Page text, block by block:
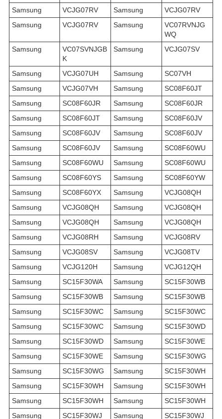
Samsung VCJG07RV Samsung
VCJG07RV
Samsung
VCJG07RV Samsung
VC07RVNJG
WQ
Samsung
VC07SVNJGB
K
Samsung VCJG07SV
Samsung VCJG07UH Samsung
SC07VH
Samsung
VCJG07VH Samsung
SC08F60JT
Samsung
SC08F60JR Samsung
SC08F60JR
Samsung
SC08F60JT Samsung
SC08F60JV
Samsung
SC08F60JV Samsung
SC08F60JV
Samsung
SC08F60JV Samsung
SC08F60WU
Samsung
SC08F60WU Samsung
SC08F60WU
Samsung
SC08F60YS Samsung
SC08F60YW
Samsung
SC08F60YX Samsung
VCJG08QH
Samsung
VCJG08QH Samsung
VCJG08QH
Samsung
VCJG08QH Samsung
VCJG08QH
Samsung
VCJG08RH Samsung
VCJG08RV
Samsung
VCJG08SV Samsung
VCJG08TV
Samsung
VCJG120H Samsung
VCJG12QH
Samsung
SC15F30WA Samsung
SC15F30WB
Samsung
SC15F30WB Samsung
SC15F30WB
Samsung
SC15F30WC Samsung
SC15F30WC
Samsung
SC15F30WC Samsung
SC15F30WD
Samsung
SC15F30WD Samsung
SC15F30WE
Samsung
SC15F30WE Samsung
SC15F30WG
Samsung
SC15F30WG Samsung
SC15F30WH
Samsung
SC15F30WH Samsung
SC15F30WH
Samsung
SC15F30WH Samsung
SC15F30WH
Samsung
SC15F30WJ Samsung SC15F30WJ